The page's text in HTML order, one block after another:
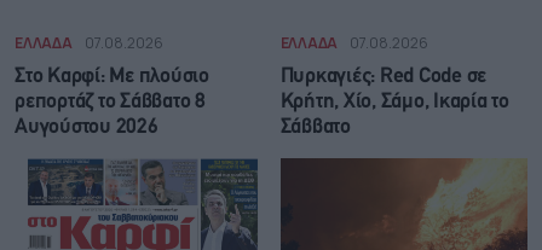
ΕΛΛΑΔΑ 07.08.2026
Στο Καρφί: Με πλούσιο
ρεπορτάζ το Σάββατο 8
Αυγούστου 2026
ΕΛΛΑΔΑ 07.08.2026
Πυρκαγιές: Red Code σε
Κρήτη, Χίο, Σάμο, Ικαρία το
Σάββατο